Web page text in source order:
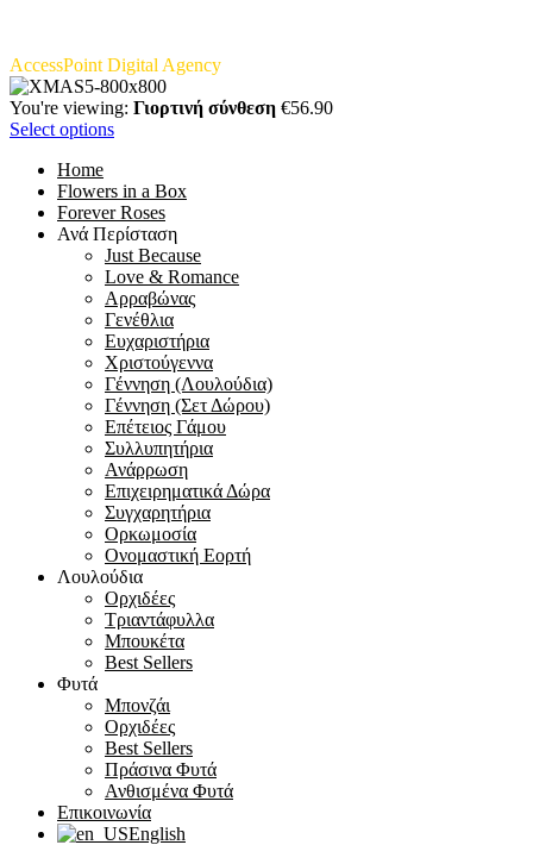
AccessPoint Digital Agency. All Rights Reserved.
You're viewing: Γιορτινή σύνθεση €56.90
Select options
Home
Flowers in a Box
Forever Roses
Ανά Περίσταση
Just Because
Love & Romance
Αρραβώνας
Γενέθλια
Ευχαριστήρια
Χριστούγεννα
Γέννηση (Λουλούδια)
Γέννηση (Σετ Δώρου)
Επέτειος Γάμου
Συλλυπητήρια
Ανάρρωση
Επιχειρηματικά Δώρα
Συγχαρητήρια
Ορκωμοσία
Ονομαστική Εορτή
Λουλούδια
Ορχιδέες
Τριαντάφυλλα
Μπουκέτα
Best Sellers
Φυτά
Μπονζάι
Ορχιδέες
Best Sellers
Πράσινα Φυτά
Ανθισμένα Φυτά
Επικοινωνία
English